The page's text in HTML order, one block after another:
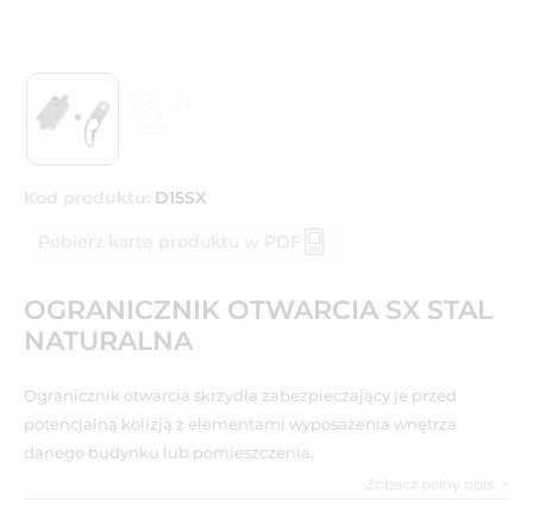
Kod produktu: D15SX
Pobierz kartę produktu w PDF
OGRANICZNIK OTWARCIA SX STAL
NATURALNA
Ogranicznik otwarcia skrzydła zabezpieczający je przed
potencjalną kolizją z elementami wyposażenia wnętrza
danego budynku lub pomieszczenia.
Zobacz pełny opis